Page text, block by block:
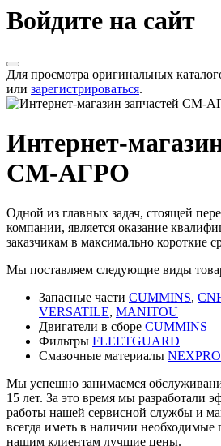
Войдите на сайт
Для просмотра оригинальных
или зарегистрироваться.
Интернет-
СМ-АГРО
Одной из главных задач, стоящей
компании, является оказание
заказчикам в максимально короткие
Мы поставляем следующие виды
Запасные части CUMMINS,
VERSATILE, MANITOU
Двигатели в сборе CUMMINS
Фильтры FLEETGUARD
Смазочные материалы NEXPRO
Мы успешно занимаемся
15 лет. За это время мы разработали
работы нашей сервисной службы и
всегда иметь в наличии необходимые
нашим клиентам лучшие цены.